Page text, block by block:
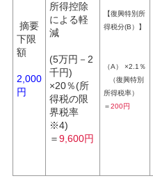
摘要
下限
額
2,000
円
所得控除
による軽
減
(5万円－2
千円)
×20％(所
得税の限
界税率
※4)
＝9,600円
【復興特別所
得税分(B）】
（A） ×2.1％
（復興特別
所得税率）
＝200円